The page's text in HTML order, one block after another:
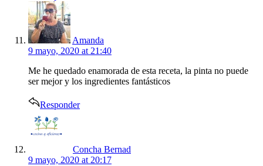
Amanda
9 mayo, 2020 at 21:40
Me he quedado enamorada de esta receta, la pinta no puede
ser mejor y los ingredientes fantásticos
Responder
Concha Bernad
9 mayo, 2020 at 20:17